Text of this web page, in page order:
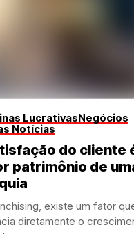
LucrativasNegócios
Notícias
do cliente
patrimônio de
existe um fator
diretamente o